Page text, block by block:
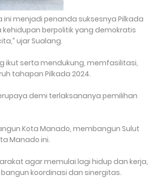
menjadi penanda suksesnya Pilkada
berpolitik yang demokratis
ujar Sualang.
ikut serta mendukung, memfasilitasi,
tahapan Pilkada 2024.
demi terlaksananya pemilihan
Kota Manado, membangun Sulut
Manado ini.
agar memulai lagi hidup dan kerja,
koordinasi dan sinergitas.